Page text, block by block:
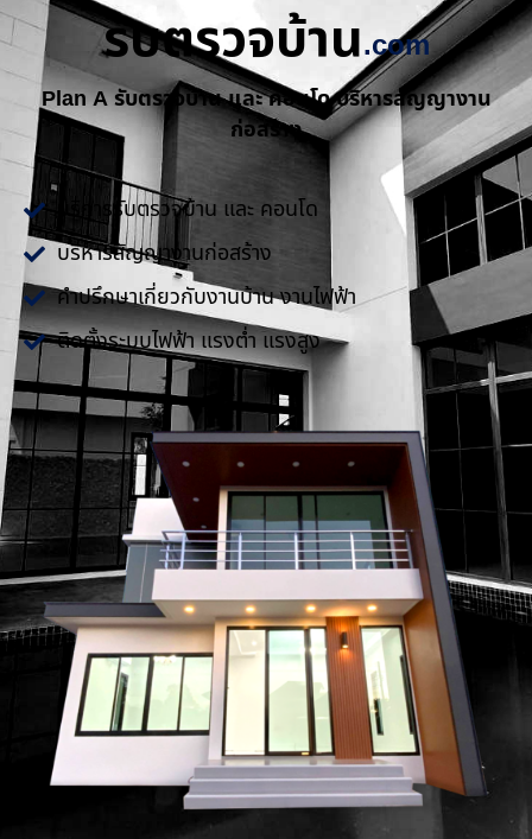
รับตรวจบ้าน.com
Plan A รับตรวจบ้าน และ คอนโด บริหารสัญญางาน
ก่อสร้าง
บริการรับตรวจบ้าน และ คอนโด
บริหารสัญญางานก่อสร้าง
คำปรึกษาเกี่ยวกับงานบ้าน งานไฟฟ้า
ติดตั้งระบบไฟฟ้า แรงต่ำ แรงสูง